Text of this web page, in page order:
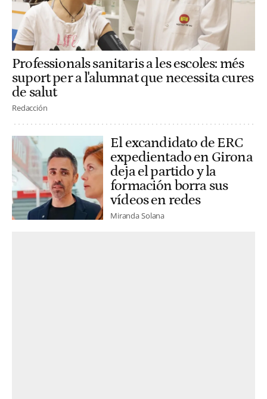
Professionals sanitaris a les escoles: més
suport per a l'alumnat que necessita cures
de salut
Redacción
El excandidato de ERC
expedientado en Girona
deja el partido y la
formación borra sus
vídeos en redes
Miranda Solana